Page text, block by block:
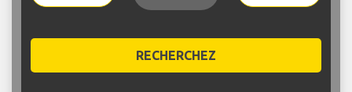
RECHERCHEZ